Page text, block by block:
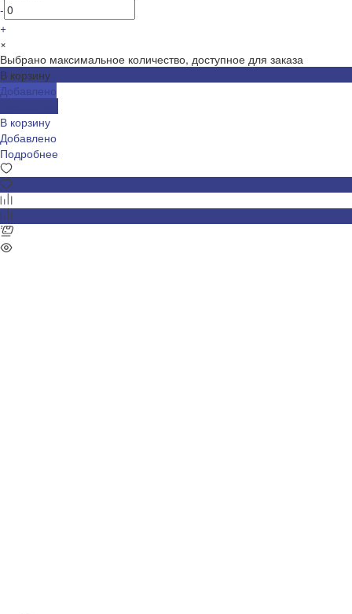
-
+
×
Выбрано максимальное количество, доступное для заказа
В корзину
Добавлено
В корзину
Добавлено
Подробнее